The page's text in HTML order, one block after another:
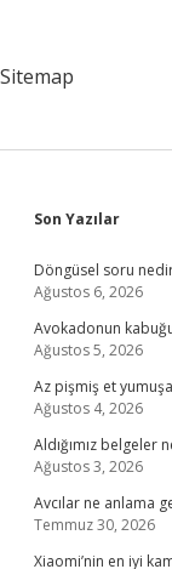
Sitemap
Son Yazılar
Döngüsel soru
Ağustos 6, 2026
Avokadonun
Ağustos 5, 2026
Az pişmiş et
Ağustos 4, 2026
Aldığımız belgeler
Ağustos 3, 2026
Avcılar ne anlama
Temmuz 30, 2026
Xiaomi’nin en iyi